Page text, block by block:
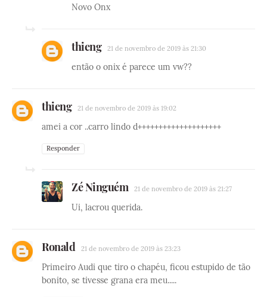
Novo Onx
thieng 21 de novembro de 2019 às 21:30
então o onix é parece um vw??
thieng 21 de novembro de 2019 às 19:02
amei a cor ..carro lindo d++++++++++++++++++++
Responder
Zé Ninguém 21 de novembro de 2019 às 21:27
Ui, lacrou querida.
Ronald 21 de novembro de 2019 às 23:23
Primeiro Audi que tiro o chapéu, ficou estupido de tão
bonito, se tivesse grana era meu.....